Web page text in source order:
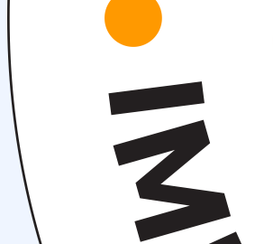
Institut prezidenti murojaati
Missiya va kelajakdagi
Akkreditatsiya va
Talabalar uchun ma’lumotlar
Talabalar uchun grantlar va
jamiyati (Student union)
Tayyorlov kurslari
Xorijiy abituriyentlar uchun